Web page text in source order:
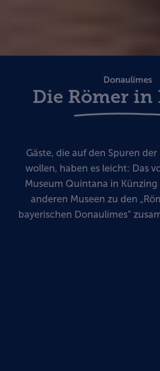
Donaulimes
Die Römer in
Gäste, die auf den Spuren
wollen, haben es leicht: Das
Museum Quintana in
anderen Museen zu den
bayerischen Donaulimes“